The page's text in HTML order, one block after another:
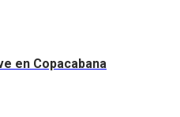
en Copacabana